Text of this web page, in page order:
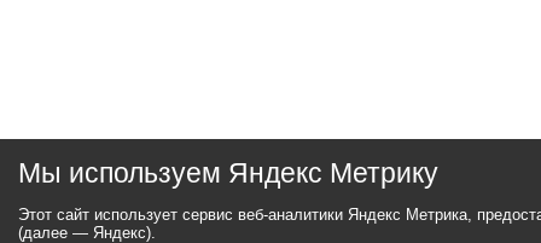
Мы используем Яндекс Метрику
Этот сайт использует сервис веб-аналитики Яндекс Метрика,
(далее — Яндекс).